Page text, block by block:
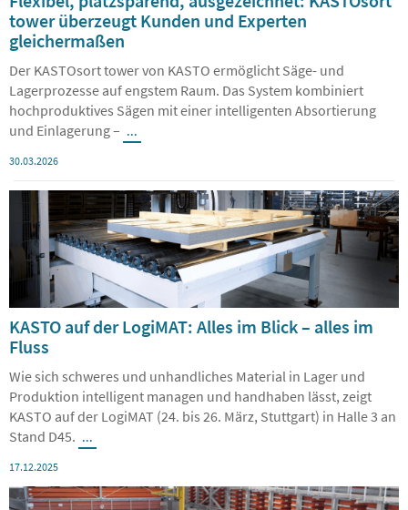
Flexibel, platzsparend, ausgezeichnet: KASTOsort
tower überzeugt Kunden und Experten
gleichermaßen
Der KASTOsort tower von KASTO ermöglicht Säge- und
Lagerprozesse auf engstem Raum. Das System kombiniert
hochproduktives Sägen mit einer intelligenten Absortierung
und Einlagerung –
KASTO auf der LogiMAT: Alles im Blick – alles im
Fluss
Wie sich schweres und unhandliches Material in Lager und
Produktion intelligent managen und handhaben lässt, zeigt
KASTO auf der LogiMAT (24. bis 26. März, Stuttgart) in Halle 3 an
Stand D45.
17.12.2025